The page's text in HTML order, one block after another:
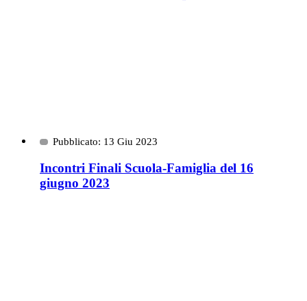
Pubblicato: 13 Giu 2023
Incontri Finali Scuola-Famiglia del 16
giugno 2023